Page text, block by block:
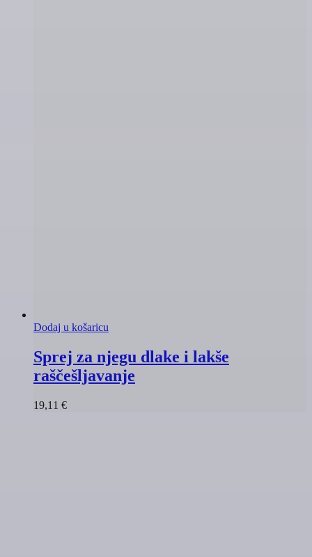
Dodaj u košaricu
Sprej za njegu dlake i lakše
raščešljavanje
19,11 €